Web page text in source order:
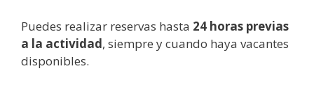
Puedes realizar reservas hasta 24 horas previas
a la actividad, siempre y cuando haya vacantes
disponibles.